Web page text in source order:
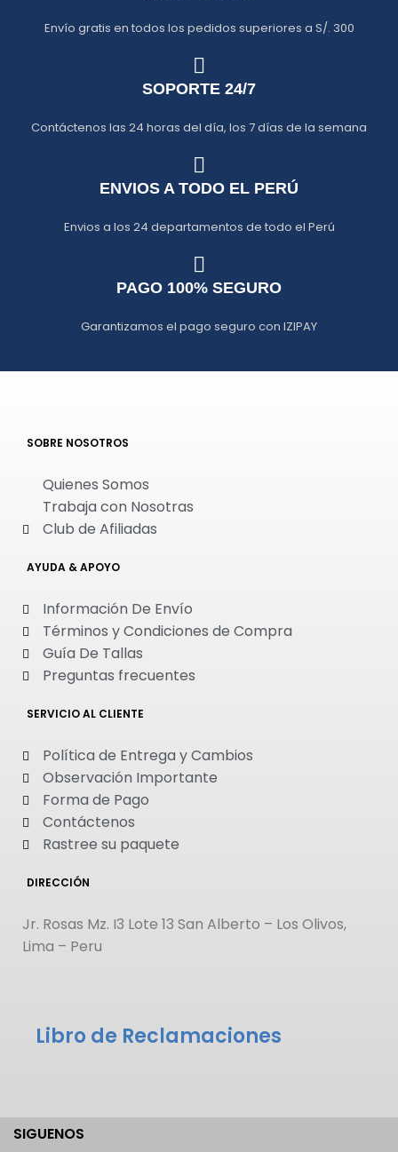
Envío gratis en todos los pedidos superiores a S/. 300
SOPORTE 24/7
Contáctenos las 24 horas del día, los 7 días de la semana
ENVIOS A TODO EL PERÚ
Envios a los 24 departamentos de todo el Perú
PAGO 100% SEGURO
Garantizamos el pago seguro con IZIPAY
SOBRE NOSOTROS
Quienes Somos
Trabaja con Nosotras
Club de Afiliadas
AYUDA & APOYO
Información De Envío
Términos y Condiciones de Compra
Guía De Tallas
Preguntas frecuentes
SERVICIO AL CLIENTE
Política de Entrega y Cambios
Observación Importante
Forma de Pago
Contáctenos
Rastree su paquete
DIRECCIÓN
Jr. Rosas Mz. I3 Lote 13 San Alberto – Los Olivos,
Lima – Peru
Libro de Reclamaciones
SIGUENOS